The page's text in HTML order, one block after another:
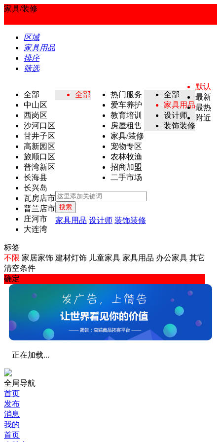
家具/装修
区域
家具用品
排序
筛选
全部
中山区
西岗区
沙河口区
甘井子区
高新园区
旅顺口区
普湾新区
长海县
长兴岛
瓦房店市
普兰店市
庄河市
大连湾
全部
热门服务
爱车养护
教育培训
房屋租售
家具/装修
宠物专区
农林牧渔
招商加盟
二手市场
全部
家具用品
设计师
装饰装修
默认
最新
最热
附近
标签
不限 家居家饰 建材灯饰 儿童家具 家具用品 办公家具 其它
清空条件
确定
搜索
家具用品 设计师 装饰装修
正在加载...
全局导航
首页
发布
消息
我的
首页